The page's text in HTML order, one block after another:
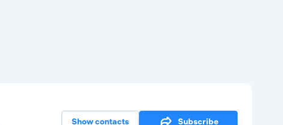
Show contacts Subscribe